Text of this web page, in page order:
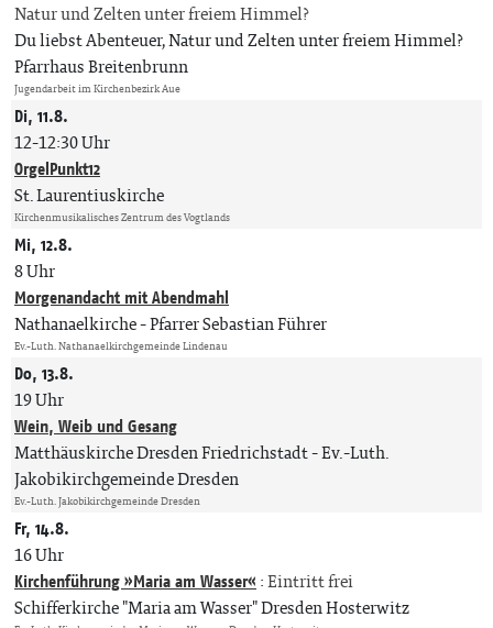
Natur und Zelten unter freiem Himmel?
Du liebst Abenteuer, Natur und Zelten unter freiem Himmel?
Pfarrhaus Breitenbrunn
Jugendarbeit im Kirchenbezirk Aue
Di, 11.8.
12-12:30 Uhr
OrgelPunkt12
St. Laurentiuskirche
Kirchenmusikalisches Zentrum des Vogtlands
Mi, 12.8.
8 Uhr
Morgenandacht mit Abendmahl
Nathanaelkirche Pfarrer Sebastian Führer
Ev.-Luth. Nathanaelkirchgemeinde Lindenau
Do, 13.8.
19 Uhr
Wein, Weib und Gesang
Matthäuskirche Dresden Friedrichstadt Ev.-Luth.
Jakobikirchgemeinde Dresden
Ev.-Luth. Jakobikirchgemeinde Dresden
Fr, 14.8.
16 Uhr
Kirchenführung »Maria am Wasser« :Eintritt frei
Schifferkirche "Maria am Wasser" Dresden Hosterwitz